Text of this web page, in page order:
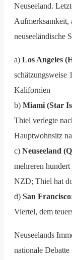
Neuseeland.
Aufmerksamkeit,
neuseeländische
a) Los Angeles
Kalifornien
b) Miami (Star
Thiel verlegte
Hauptwohnsitz
c) Neuseeland
mehreren
NZD; Thiel hat
d) San
Viertel, dem
Neuseelands
nationale